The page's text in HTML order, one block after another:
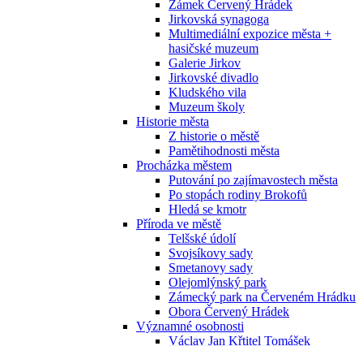
Zámek Červený Hrádek
Jirkovská synagoga
Multimediální expozice města +
hasičské muzeum
Galerie Jirkov
Jirkovské divadlo
Kludského vila
Muzeum školy
Historie města
Z historie o městě
Pamětihodnosti města
Procházka městem
Putování po zajímavostech města
Po stopách rodiny Brokofů
Hledá se kmotr
Příroda ve městě
Telšské údolí
Svojsíkovy sady
Smetanovy sady
Olejomlýnský park
Zámecký park na Červeném Hrádku
Obora Červený Hrádek
Významné osobnosti
Václav Jan Křtitel Tomášek